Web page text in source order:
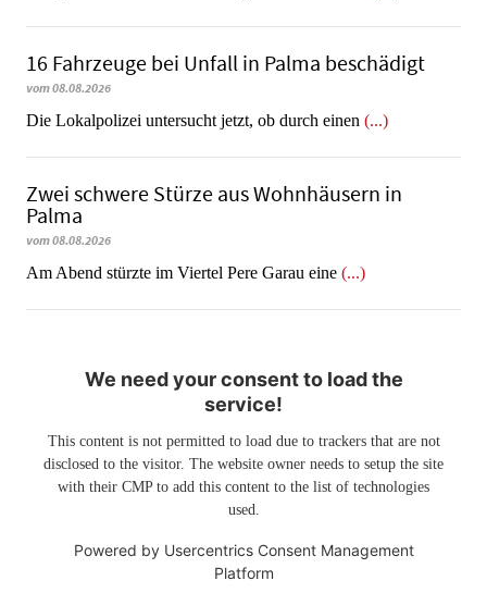
16 Fahrzeuge bei Unfall in Palma beschädigt
vom 08.08.2026
Die Lokalpolizei untersucht jetzt, ob durch einen (...)
Zwei schwere Stürze aus Wohnhäusern in
Palma
vom 08.08.2026
Am Abend stürzte im Viertel Pere Garau eine (...)
We need your consent to load the
service!
This content is not permitted to load due to trackers that are not
disclosed to the visitor. The website owner needs to setup the site
with their CMP to add this content to the list of technologies
used.
Powered by Usercentrics Consent Management
Platform